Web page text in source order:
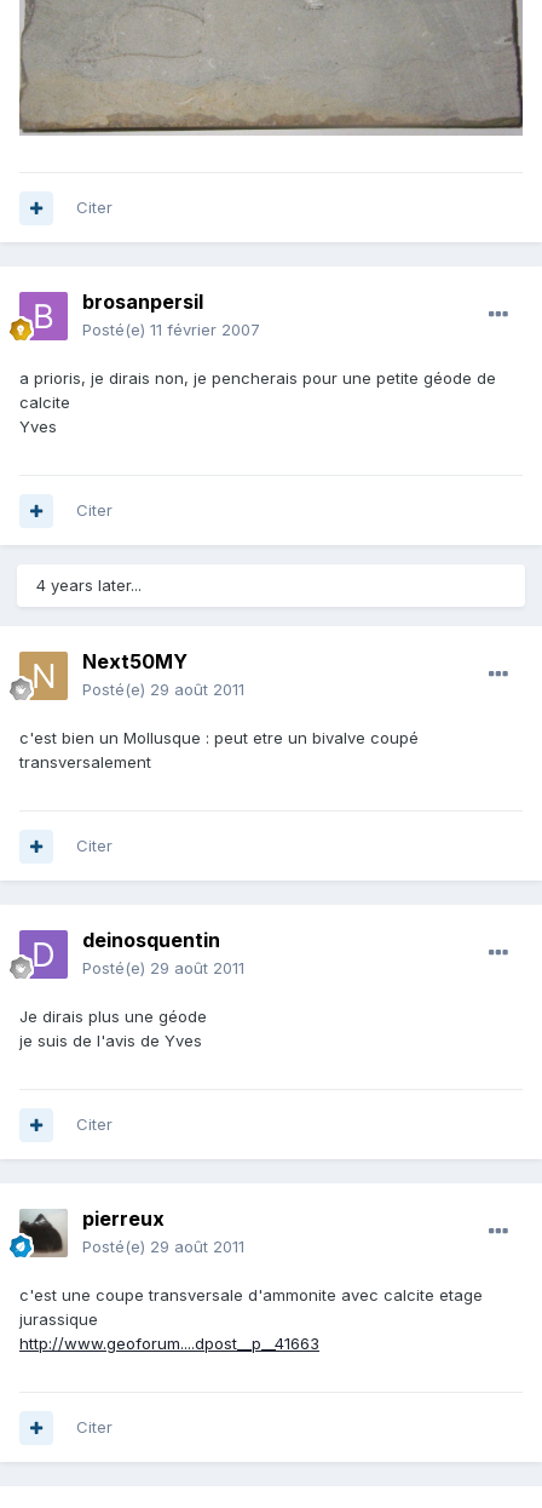
Citer
brosanpersil
Posté(e) 11 février 2007
a prioris, je dirais non, je pencherais pour une petite géode de
calcite
Yves
Citer
4 years later...
Next50MY
Posté(e) 29 août 2011
c'est bien un Mollusque : peut etre un bivalve coupé
transversalement
Citer
deinosquentin
Posté(e) 29 août 2011
Je dirais plus une géode
je suis de l'avis de Yves
Citer
pierreux
Posté(e) 29 août 2011
c'est une coupe transversale d'ammonite avec calcite etage
jurassique
http://www.geoforum....dpost__p__41663
Citer